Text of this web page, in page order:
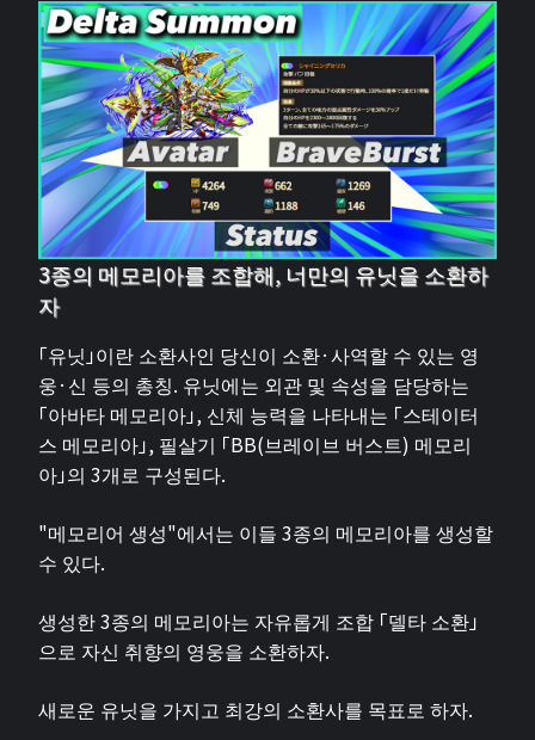
3종의 메모리아를 조합해, 너만의 유닛을 소환하
자
「유닛」이란 소환사인 당신이 소환·사역할 수 있는 영
웅·신 등의 총칭. 유닛에는 외관 및 속성을 담당하는
「아바타 메모리아」, 신체 능력을 나타내는 「스테이터
스 메모리아」, 필살기 「BB(브레이브 버스트) 메모리
아」의 3개로 구성된다.
"메모리어 생성"에서는 이들 3종의 메모리아를 생성할
수 있다.
생성한 3종의 메모리아는 자유롭게 조합 「델타 소환」
으로 자신 취향의 영웅을 소환하자.
새로운 유닛을 가지고 최강의 소환사를 목표로 하자.